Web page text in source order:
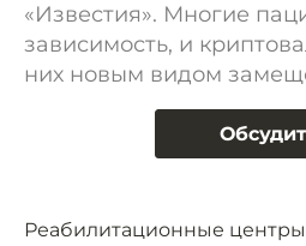
«Известия». Многие
зависимость, и
них новым видом
Реабилитационные